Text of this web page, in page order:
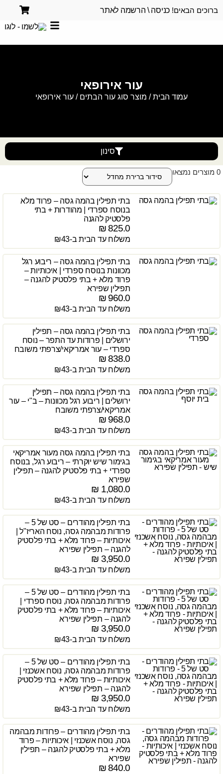
ברוכים הבאים! כניסה \ הרשמה לאתר
עור אירופאי
עמוד הבית/ מוצר סוג עור הבתים / עור אירופאי
סינון
0 מוצרים נמצאו
בתי תפילין בהמה גסה – פרוד מלא
בנוסח ספרדי | מהודרות + בתי
פלסטיק להגנה
825.0
₪
משלוח עד הבית ב-₪43
בתי תפילין בהמה גסה – ריבוע רגל
מכוונות בנוסח ספרדי | איכותיות –
פרוד מלא + בתי פלסטיק להגנה –
תפילין שפירא
960.0
₪
משלוח עד הבית ב-₪43
בתי תפילין בהמה גסה – תפילין
ירושלים | פרודות עד התפר – נוסח
ספרדי – עור אמריקאי/צרפתי משובח
838.0
₪
משלוח עד הבית ב-₪43
בתי תפילין בהמה גסה – תפילין
ירושלים | ריבוע רגל מכוונות – ב"י – עור
אמריקאי/צרפתי משובח
968.0
₪
משלוח עד הבית ב-₪43
בתי תפילין בהמה גסה מעור אמריקאי
בגימור שיש יוקרתי – ריבוע רגל, בנוסח
ספרדי + בתי פלסטיק להגנה – תפילין
שפירא
1,080.0
₪
משלוח עד הבית ב-₪43
בתי תפילין מהודרים – סט של 5 –
פרודות מבהמה גסה, נוסח האריז"ל |
איכותיות – פרוד מלא + בתי פלסטיק
להגנה – תפילין שפירא
3,950.0
₪
משלוח עד הבית ב-₪43
בתי תפילין מהודרים – סט של 5 –
פרודות מבהמה גסה, נוסח ספרדי |
איכותיות – פרוד מלא + בתי פלסטיק
להגנה – תפילין שפירא
3,950.0
₪
משלוח עד הבית ב-₪43
בתי תפילין מהודרים – סט של 5 –
פרודות מבהמה גסה, נוסח אשכנזי |
איכותיות – פרוד מלא + בתי פלסטיק
להגנה – תפילין שפירא
3,950.0
₪
משלוח עד הבית ב-₪43
בתי תפילין מהודרים – פרודות מבהמה
גסה, נוסח אשכנזי | איכותיות – פרוד
מלא + בתי פלסטיק להגנה – תפילין
שפירא
840.0
₪